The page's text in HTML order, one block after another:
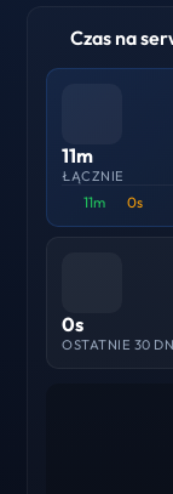
Czas na
11m
ŁĄCZNIE
11m 0s
0s
OSTATNIE 30